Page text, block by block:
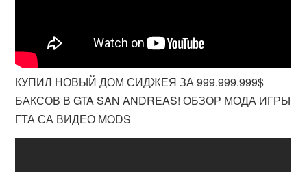
КУПИЛ НОВЫЙ ДОМ СИДЖЕЯ ЗА 999.999.999$
БАКСОВ В GTA SAN ANDREAS! ОБЗОР МОДА ИГРЫ
ГТА СА ВИДЕО MODS